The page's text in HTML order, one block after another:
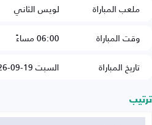
ملعب المباراة
لويس الثاني
وقت المباراة
06:00 مساءً
تاريخ المباراة
السبت 19-09-2026
ترتيب